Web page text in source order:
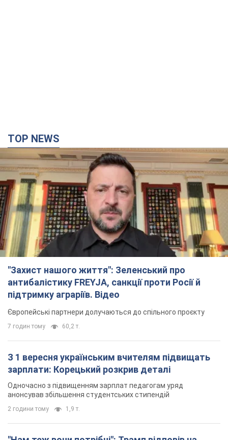
TOP NEWS
"Захист нашого життя": Зеленський про
антибалістику FREYJA, санкції проти Росії й
підтримку аграріїв. Відео
Європейські партнери долучаються до спільного проєкту
7 годин тому 60,2 т.
З 1 вересня українським вчителям підвищать
зарплати: Корецький розкрив деталі
Одночасно з підвищенням зарплат педагогам уряд
анонсував збільшення студентських стипендій
2 години тому 1,9 т.